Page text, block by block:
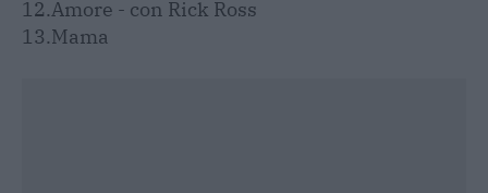
12.Amore - con Rick Ross
13.Mama